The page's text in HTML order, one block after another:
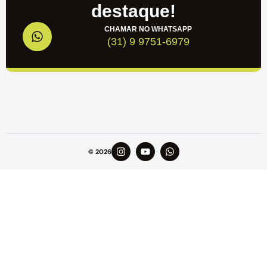
destaque!
CHAMAR NO WHATSAPP
(31) 9 9751-6979
© 2026